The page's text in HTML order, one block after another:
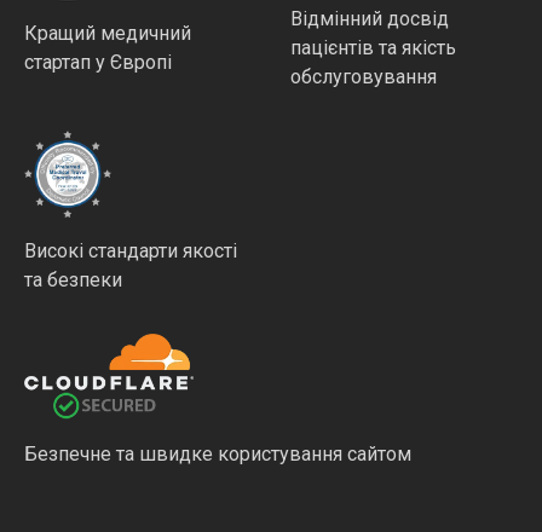
Кращий медичний
стартап у Європі
Відмінний досвід
пацієнтів та якість
обслуговування
Високі стандарти якості
та безпеки
Безпечне та швидке користування сайтом